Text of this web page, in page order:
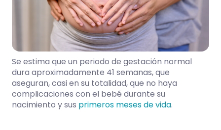
Se estima que un periodo de gestación normal
dura aproximadamente 41 semanas, que
aseguran, casi en su totalidad, que no haya
complicaciones con el bebé durante su
nacimiento y sus primeros meses de vida.